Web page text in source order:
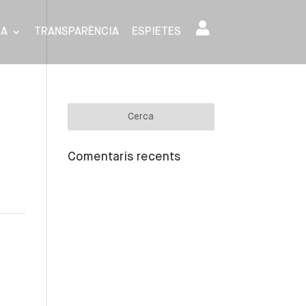
TRANSPARÈNCIA ESPIETES
Comentaris recents